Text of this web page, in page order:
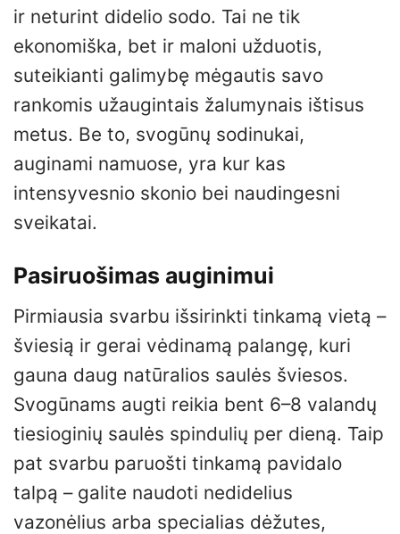
ir neturint didelio sodo. Tai ne tik
ekonomiška, bet ir maloni užduotis,
suteikianti galimybę mėgautis savo
rankomis užaugintais žalumynais ištisus
metus. Be to, svogūnų sodinukai,
auginami namuose, yra kur kas
intensyvesnio skonio bei naudingesni
sveikatai.
Pasiruošimas auginimui
Pirmiausia svarbu išsirinkti tinkamą vietą –
šviesią ir gerai vėdinamą palangę, kuri
gauna daug natūralios saulės šviesos.
Svogūnams augti reikia bent 6–8 valandų
tiesioginių saulės spindulių per dieną. Taip
pat svarbu paruošti tinkamą pavidalo
talpą – galite naudoti nedidelius
vazonėlius arba specialias dėžutes,